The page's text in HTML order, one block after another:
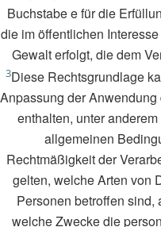
Buchstabe e für die
die im öffentlichen
Gewalt erfolgt, die dem
3Diese Rechtsgrundlage
Anpassung der
enthalten, unter
allgemeinen
Rechtmäßigkeit der
gelten, welche Arten von
Personen betroffen
welche Zwecke die